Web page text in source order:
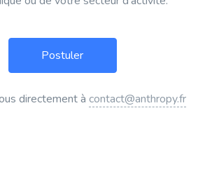
directement à contact@anthropy.fr